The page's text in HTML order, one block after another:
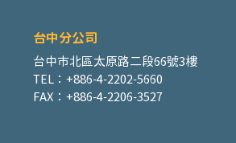
台中分公司
台中市北區太原路二段66號3樓
TEL：+886-4-2202-5660
FAX：+886-4-2206-3527